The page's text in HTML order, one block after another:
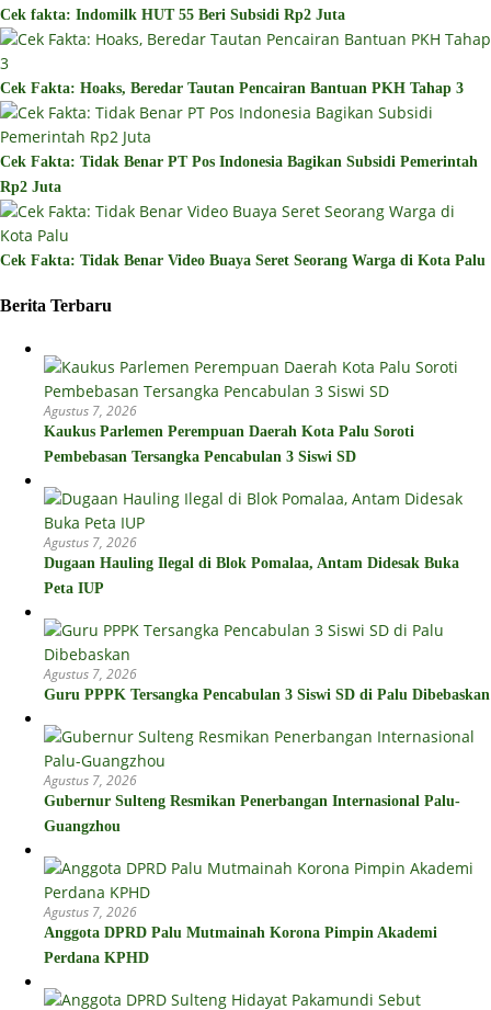
Cek fakta: Indomilk HUT 55 Beri Subsidi Rp2 Juta
Cek Fakta: Hoaks, Beredar Tautan Pencairan Bantuan PKH Tahap 3
Cek Fakta: Tidak Benar PT Pos Indonesia Bagikan Subsidi Pemerintah
Rp2 Juta
Cek Fakta: Tidak Benar Video Buaya Seret Seorang Warga di Kota Palu
Berita Terbaru
Agustus 7, 2026
Kaukus Parlemen Perempuan Daerah Kota Palu Soroti
Pembebasan Tersangka Pencabulan 3 Siswi SD
Agustus 7, 2026
Dugaan Hauling Ilegal di Blok Pomalaa, Antam Didesak Buka
Peta IUP
Agustus 7, 2026
Guru PPPK Tersangka Pencabulan 3 Siswi SD di Palu Dibebaskan
Agustus 7, 2026
Gubernur Sulteng Resmikan Penerbangan Internasional Palu-
Guangzhou
Agustus 7, 2026
Anggota DPRD Palu Mutmainah Korona Pimpin Akademi
Perdana KPHD